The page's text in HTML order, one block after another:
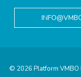
© 2026 Platform VMBO